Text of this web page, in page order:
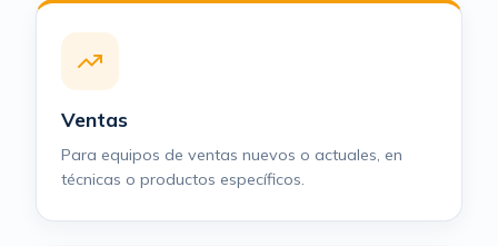
Ventas
Para equipos de ventas nuevos o actuales, en
técnicas o productos específicos.